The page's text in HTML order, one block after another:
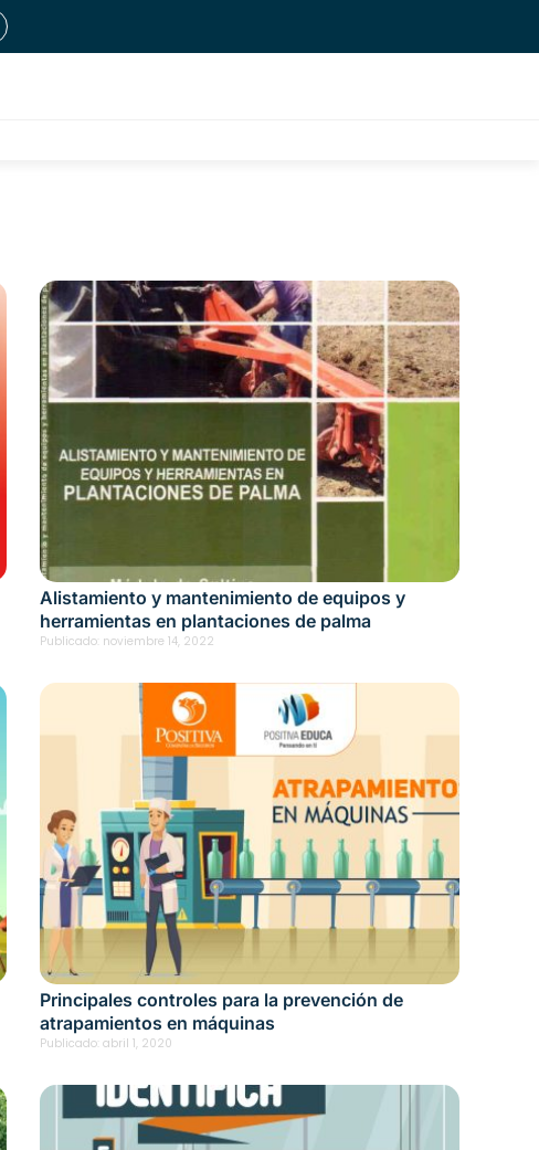
Alistamiento y mantenimiento de equipos y
herramientas en plantaciones de palma
Publicado: noviembre 14, 2022
Principales controles para la prevención de
atrapamientos en máquinas
Publicado: abril 1, 2020